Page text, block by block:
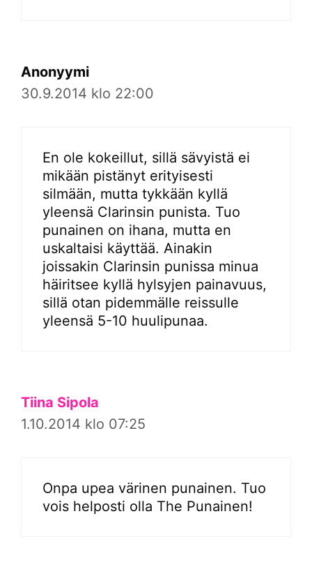
Anonyymi
30.9.2014 klo 22:00
En ole kokeillut, sillä sävyistä ei
mikään pistänyt erityisesti
silmään, mutta tykkään kyllä
yleensä Clarinsin punista. Tuo
punainen on ihana, mutta en
uskaltaisi käyttää. Ainakin
joissakin Clarinsin punissa minua
häiritsee kyllä hylsyjen painavuus,
sillä otan pidemmälle reissulle
yleensä 5-10 huulipunaa.
Tiina Sipola
1.10.2014 klo 07:25
Onpa upea värinen punainen. Tuo
vois helposti olla The Punainen!